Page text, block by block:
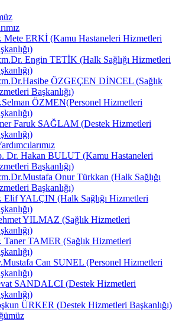
Mete ERKİ (Kamu Hastaneleri Hizmetleri
Engin TETİK (Halk Sağlığı Hizmetleri
ÖZGEÇEN DİNCEL (Sağlık
Başkanlığı)
ÖZMEN(Personel Hizmetleri
Faruk SAĞLAM (Destek Hizmetleri
Dr. Hakan BULUT (Kamu Hastaneleri
Başkanlığı)
Onur Türkkan (Halk Sağlığı
Başkanlığı)
Elif YALÇIN (Halk Sağlığı Hizmetleri
YILMAZ (Sağlık Hizmetleri
Taner TAMER (Sağlık Hizmetleri
Can SUNEL (Personel Hizmetleri
SANDALCI (Destek Hizmetleri
ÜRKER (Destek Hizmetleri Başkanlığı)